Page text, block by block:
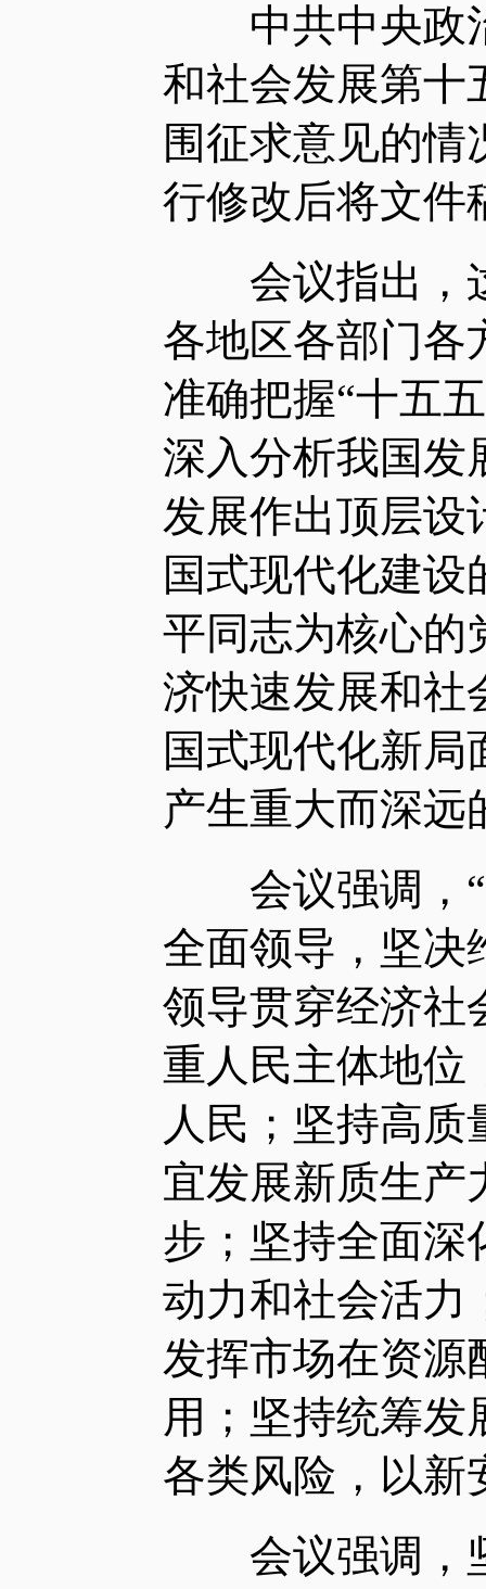
中共中央政治
和社会发展第十
围征求意见的
行修改后将文件
会议指出，这
各地区各部门各
准确把握“十五
深入分析我国发
发展作出顶层设
国式现代化建
平同志为核心的
济快速发展和社
国式现代化新
产生重大而深远
会议强调，“
全面领导，坚决
领导贯穿经济社
重人民主体地位
人民；坚持高
宜发展新质生产
步；坚持全面深
动力和社会活力
发挥市场在资源
用；坚持统筹发
各类风险，以新
会议强调，坚